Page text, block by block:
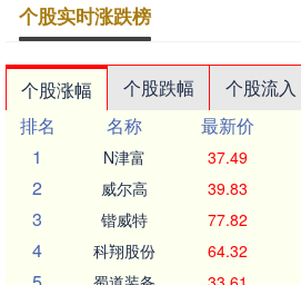
个股实时涨跌榜
个股涨幅 个股跌幅 个股流入
排名
名称 最新价
1
N津富 37.49
2 威尔高 39.83
3 锴威特 77.82
4 科翔股份 64.32